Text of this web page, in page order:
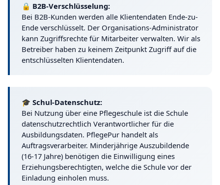
🔒 B2B-Verschlüsselung:
Bei B2B-Kunden werden alle Klientendaten Ende-zu-
Ende verschlüsselt. Der Organisations-Administrator
kann Zugriffsrechte für Mitarbeiter verwalten. Wir als
Betreiber haben zu keinem Zeitpunkt Zugriff auf die
entschlüsselten Klientendaten.
🎓 Schul-Datenschutz:
Bei Nutzung über eine Pflegeschule ist die Schule
datenschutzrechtlich Verantwortlicher für die
Ausbildungsdaten. PflegePur handelt als
Auftragsverarbeiter. Minderjährige Auszubildende
(16-17 Jahre) benötigen die Einwilligung eines
Erziehungsberechtigten, welche die Schule vor der
Einladung einholen muss.